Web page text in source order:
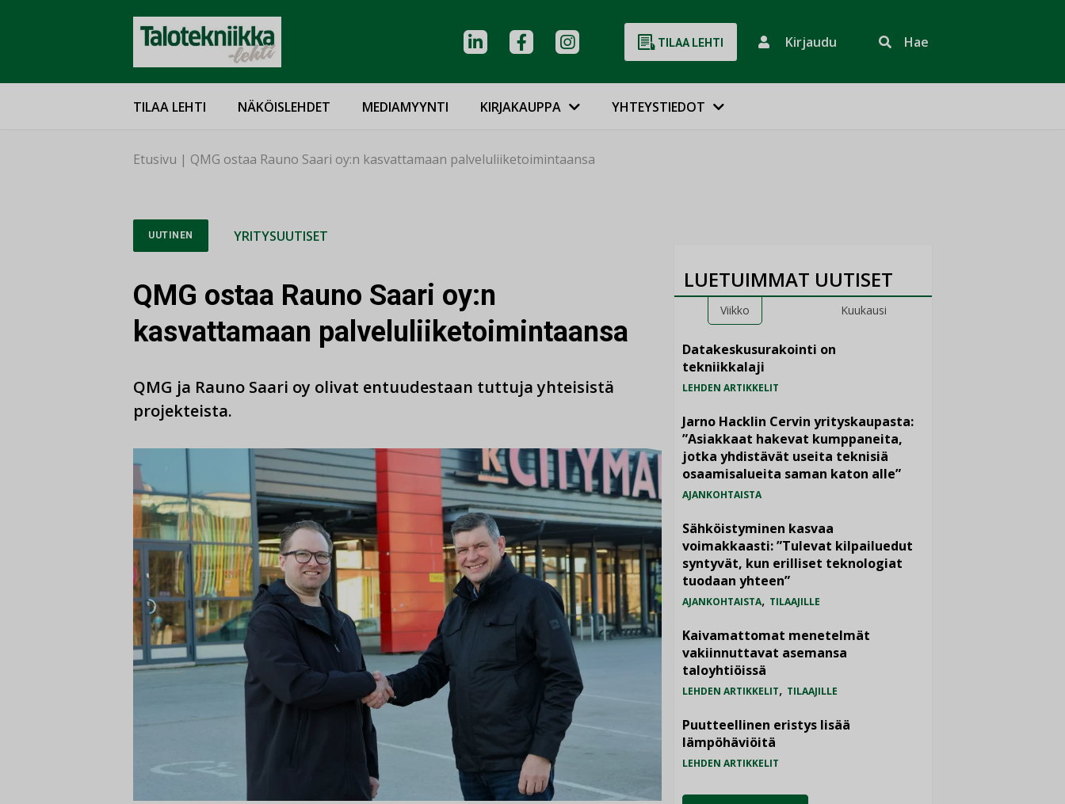
TILAA LEHTI Kirjaudu Hae
TILAA LEHTI NÄKÖISLEHDET MEDIAMYYNTI KIRJAKAUPPA YHTEYSTIEDOT
Etusivu | QMG ostaa Rauno Saari oy:n kasvattamaan palveluliiketoimintaansa
UUTINEN YRITYSUUTISET
QMG ostaa Rauno Saari oy:n
kasvattamaan palveluliiketoimintaansa
QMG ja Rauno Saari oy olivat entuudestaan tuttuja yhteisistä
projekteista.
LUETUIMMAT UUTISET
Viikko Kuukausi
Datakeskusurakointi on
tekniikkalaji
LEHDEN ARTIKKELIT
Jarno Hacklin Cervin yrityskaupasta:
”Asiakkaat hakevat kumppaneita,
jotka yhdistävät useita teknisiä
osaamisalueita saman katon alle”
AJANKOHTAISTA
Sähköistyminen kasvaa
voimakkaasti: ”Tulevat kilpailuedut
syntyvät, kun erilliset teknologiat
tuodaan yhteen”
AJANKOHTAISTA, TILAAJILLE
Kaivamattomat menetelmät
vakiinnuttavat asemansa
taloyhtiöissä
LEHDEN ARTIKKELIT, TILAAJILLE
Puutteellinen eristys lisää
lämpöhäviöitä
LEHDEN ARTIKKELIT